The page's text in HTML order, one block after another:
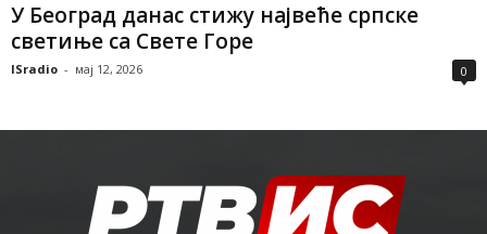
У Београд данас стижу највеће српске
светиње са Свете Горе
ISradio - мај 12, 2026 0